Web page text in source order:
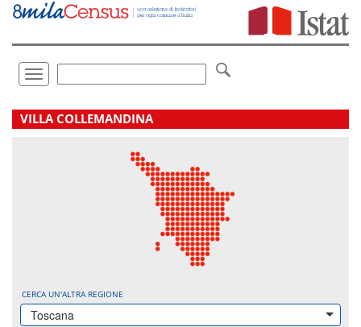
Vai
direttamente
Toggle
navigation
.
VILLA COLLEMANDINA
CERCA UN'ALTRA REGIONE
Toscana